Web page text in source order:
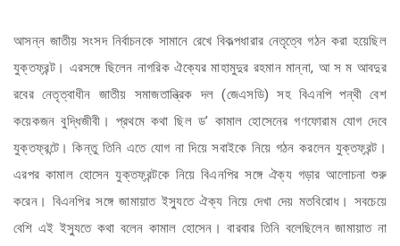
আসন্ন জাতীয় সংসদ নির্বাচনকে সামানে রেখে বিকল্পধারার নেতৃত্বে গঠন করা হয়েছিল
যুক্তফ্রন্ট। এরসঙ্গে ছিলেন নাগরিক ঐক্যের মাহামুদুর রহমান মান্না, আ স ম আবদুর
রবের নেতৃত্বাধীন জাতীয় সমাজতান্ত্রিক দল (জেএসডি) সহ বিএনপি পন্থী বেশ
কয়েকজন বুদ্ধিজীবী। প্রথমে কথা ছিল ড’ কামাল হোসেনের গণফোরাম যোগ দেবে
যুক্তফ্রন্টে। কিন্তু তিনি এতে যোগ না দিয়ে সবাইকে নিয়ে গঠন করলেন যুক্তফ্রন্ট।
এরপর কামাল হোসেন যুক্তফ্রন্টকে নিয়ে বিএনপির সঙ্গে ঐক্য গড়ার আলোচনা শুরু
করেন। বিএনপির সঙ্গে জামায়াত ইস্যুতে ঐক্য নিয়ে দেখা দেয় মতবিরোধ। সবচেয়ে
বেশি এই ইস্যুতে কথা বলেন কামাল হোসেন। বারবার তিনি বলেছিলেন জামায়াত না